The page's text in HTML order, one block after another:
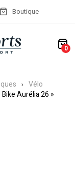
Boutique
0
Vélo
Aurélia 26 »